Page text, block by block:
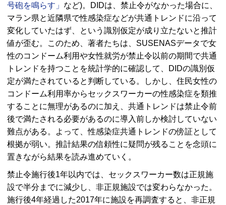
号砲を鳴らす」 など)。DIDは、禁止令がなかった場合に、
マラン県と近隣県で性感染症などが共通トレンドに沿って
変化していたはず、という識別仮定が成り立たないと推計
値が歪む。このため、著者たちは、SUSENASデータで女
性のコンドーム利用や女性就労が禁止令以前の期間で共通
トレンドを持つことを統計学的に確認して、DIDの識別仮
定が満たされていると判断している。しかし、住民女性の
コンドーム利用率からセックスワーカーの性感染症を類推
することに無理があるのに加え、共通トレンドは禁止令前
後で満たされる必要があるのに導入前しか検討していない
難点がある。よって、性感染症共通トレンドの傍証として
根拠が弱い。推計結果の信頼性に疑問が残ることを念頭に
置きながら結果を読み進めていく。
禁止令施行後1年以内では、セックスワーカー数は正規施
設で半分までに減少し、非正規施設では変わらなかった。
施行後4年経過した2017年に施設を再調査すると、非正規